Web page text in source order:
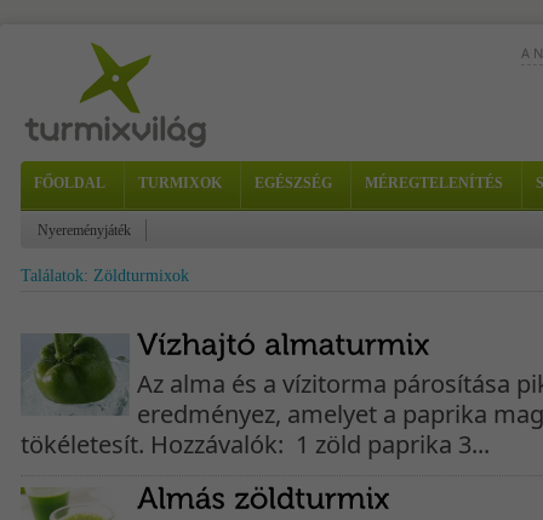
A
FŐOLDAL TURMIXOK EGÉSZSÉG MÉREGTELENÍTÉS
Nyereményjáték
Találatok: Zöldturmixok
Az alma és a vízitorma párosítása
eredményez, amelyet a paprika
tökéletesít. Hozzávalók: 1 zöld paprika 3...